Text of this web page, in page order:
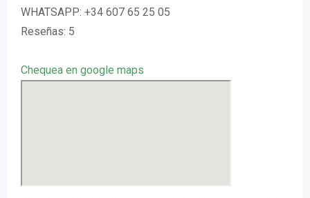
WHATSAPP: +34 607 65 25 05
Reseñas: 5
Chequea en google maps